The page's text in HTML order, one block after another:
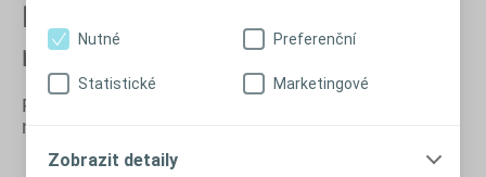
Nutné Preferenční
Statistické Marketingové
Zobrazit detaily
Potřebujete pomoc? Zavolejte
na naši bezplatnou linku!
Pokud máte jakékoli dotazy, neváhejte se obrátit
na naše zdravotní sestry.